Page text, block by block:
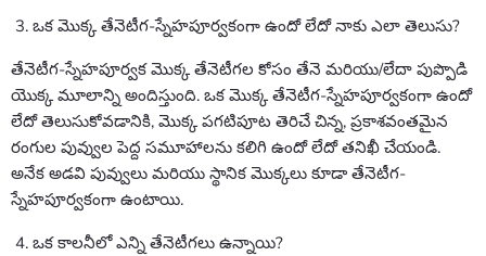
ఒక మొక్క తేనెటీగ-స్నేహపూర్వకంగా ఉందో లేదో నాకు ఎలా తెలుసు?
తేనెటీగ-స్నేహపూర్వక మొక్క తేనెటీగల కోసం తేనె మరియు/లేదా పుప్పొడి
యొక్క మూలాన్ని అందిస్తుంది. ఒక మొక్క తేనెటీగ-స్నేహపూర్వకంగా ఉందో
లేదో తెలుసుకోవడానికి, మొక్క పగటిపూట తెరిచే చిన్న, ప్రకాశవంతమైన
రంగుల పువ్వుల పెద్ద సమూహాలను కలిగి ఉందో లేదో తనిఖీ చేయండి.
అనేక అడవి పువ్వులు మరియు స్థానిక మొక్కలు కూడా తేనెటీగ-
స్నేహపూర్వకంగా ఉంటాయి.
ఒక కాలనీలో ఎన్ని తేనెటీగలు ఉన్నాయి?